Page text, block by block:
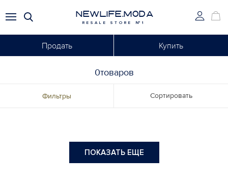
NEWLIFE.MODA
RESALE STORE №1
Продать Купить
0товаров
Фильтры Сортировать
ПОКАЗАТЬ ЕЩЕ